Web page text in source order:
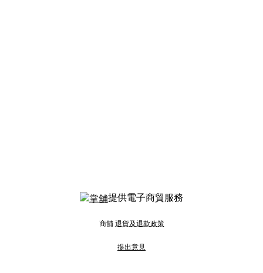
提供電子商貿服務
商舖 退貨及退款政策
提出意見